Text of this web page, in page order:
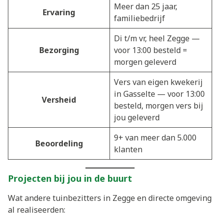
Ervaring
Meer dan 25 jaar,
familiebedrijf
Bezorging
Di t/m vr, heel Zegge —
voor 13:00 besteld =
morgen geleverd
Versheid
Vers van eigen kwekerij
in Gasselte — voor 13:00
besteld, morgen vers bij
jou geleverd
Beoordeling
9+ van meer dan 5.000
klanten
Projecten bij jou in de buurt
Wat andere tuinbezitters in Zegge en directe omgeving
al realiseerden: